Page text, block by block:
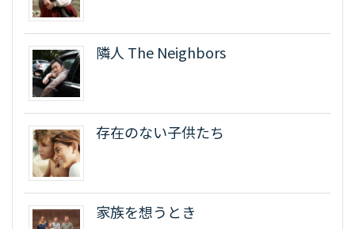
隣人 The Neighbors
存在のない子供たち
家族を想うとき